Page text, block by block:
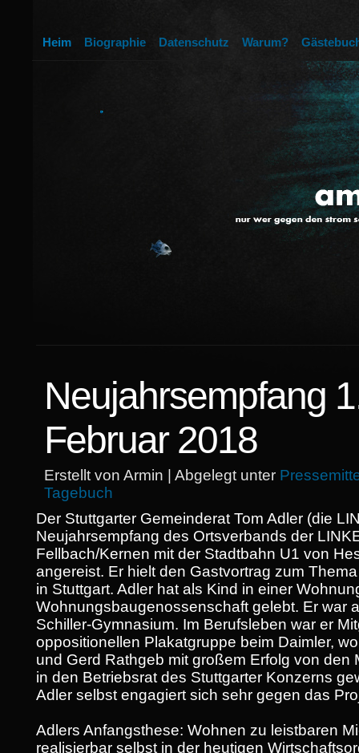
Heim Biographie Datenschutz Warum?
Neujahrsempfang
Februar 2018
Erstellt von Armin | Abgelegt unter
Tagebuch
Der Stuttgarter Gemeinderat Tom Adler (die
Neujahrsempfang des Ortsverbands der
Fellbach/Kernen mit der Stadtbahn U1 von
angereist. Er hielt den Gastvortrag zum
in Stuttgart. Adler hat als Kind in einer
Wohnungsbaugenossenschaft gelebt. Er war
Schiller-Gymnasium. Im Berufsleben war er
oppositionellen Plakatgruppe beim Daimler,
und Gerd Rathgeb mit großem Erfolg von den
in den Betriebsrat des Stuttgarter Konzerns
Adler selbst engagiert sich sehr gegen das
Adlers Anfangsthese: Wohnen zu leistbaren
realisierbar selbst in der heutigen